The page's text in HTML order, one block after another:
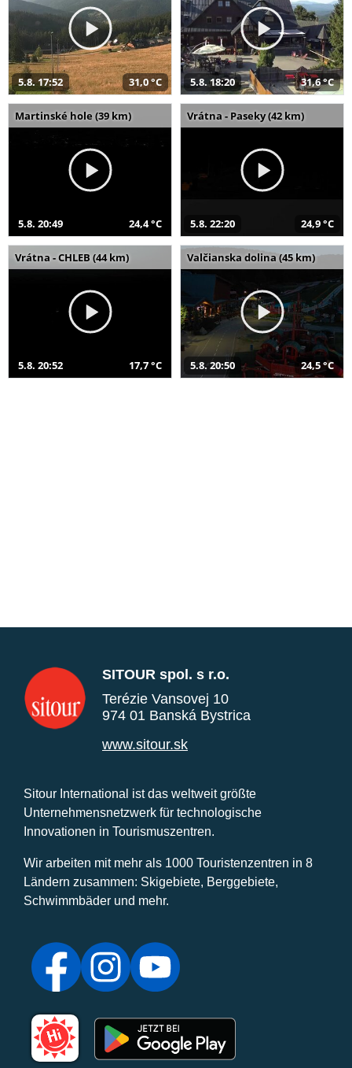
5.8. 17:52 31,0 °C 5.8. 18:20 31,6 °C
Martinské hole (39 km)
5.8. 20:49 24,4 °C
Vrátna - Paseky (42 km)
5.8. 22:20 24,9 °C
Vrátna - CHLEB (44 km)
5.8. 20:52 17,7 °C
Valčianska dolina (45 km)
5.8. 20:50 24,5 °C
SITOUR spol. s r.o.
Terézie Vansovej 10
974 01 Banská Bystrica
www.sitour.sk
Sitour International ist das weltweit größte
Unternehmensnetzwerk für technologische
Innovationen in Tourismuszentren.
Wir arbeiten mit mehr als 1000 Touristenzentren in 8
Ländern zusammen: Skigebiete, Berggebiete,
Schwimmbäder und mehr.